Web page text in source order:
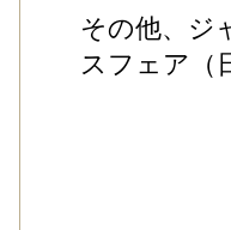
その他、ジ
スフェア（